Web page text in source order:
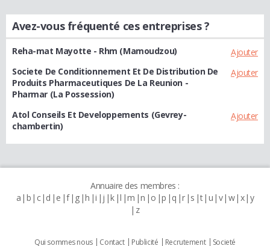
Avez-vous fréquenté ces entreprises ?
Ajouter
Reha-mat Mayotte - Rhm (Mamoudzou)
Ajouter
Societe De Conditionnement Et De Distribution De
Produits Pharmaceutiques De La Reunion -
Pharmar (La Possession)
Ajouter
Atol Conseils Et Developpements (Gevrey-
chambertin)
Annuaire des membres :
a b c d e f g h i j k l m n o p q r s t u v w x y
z
Qui sommes nous Contact Publicité Recrutement Societé